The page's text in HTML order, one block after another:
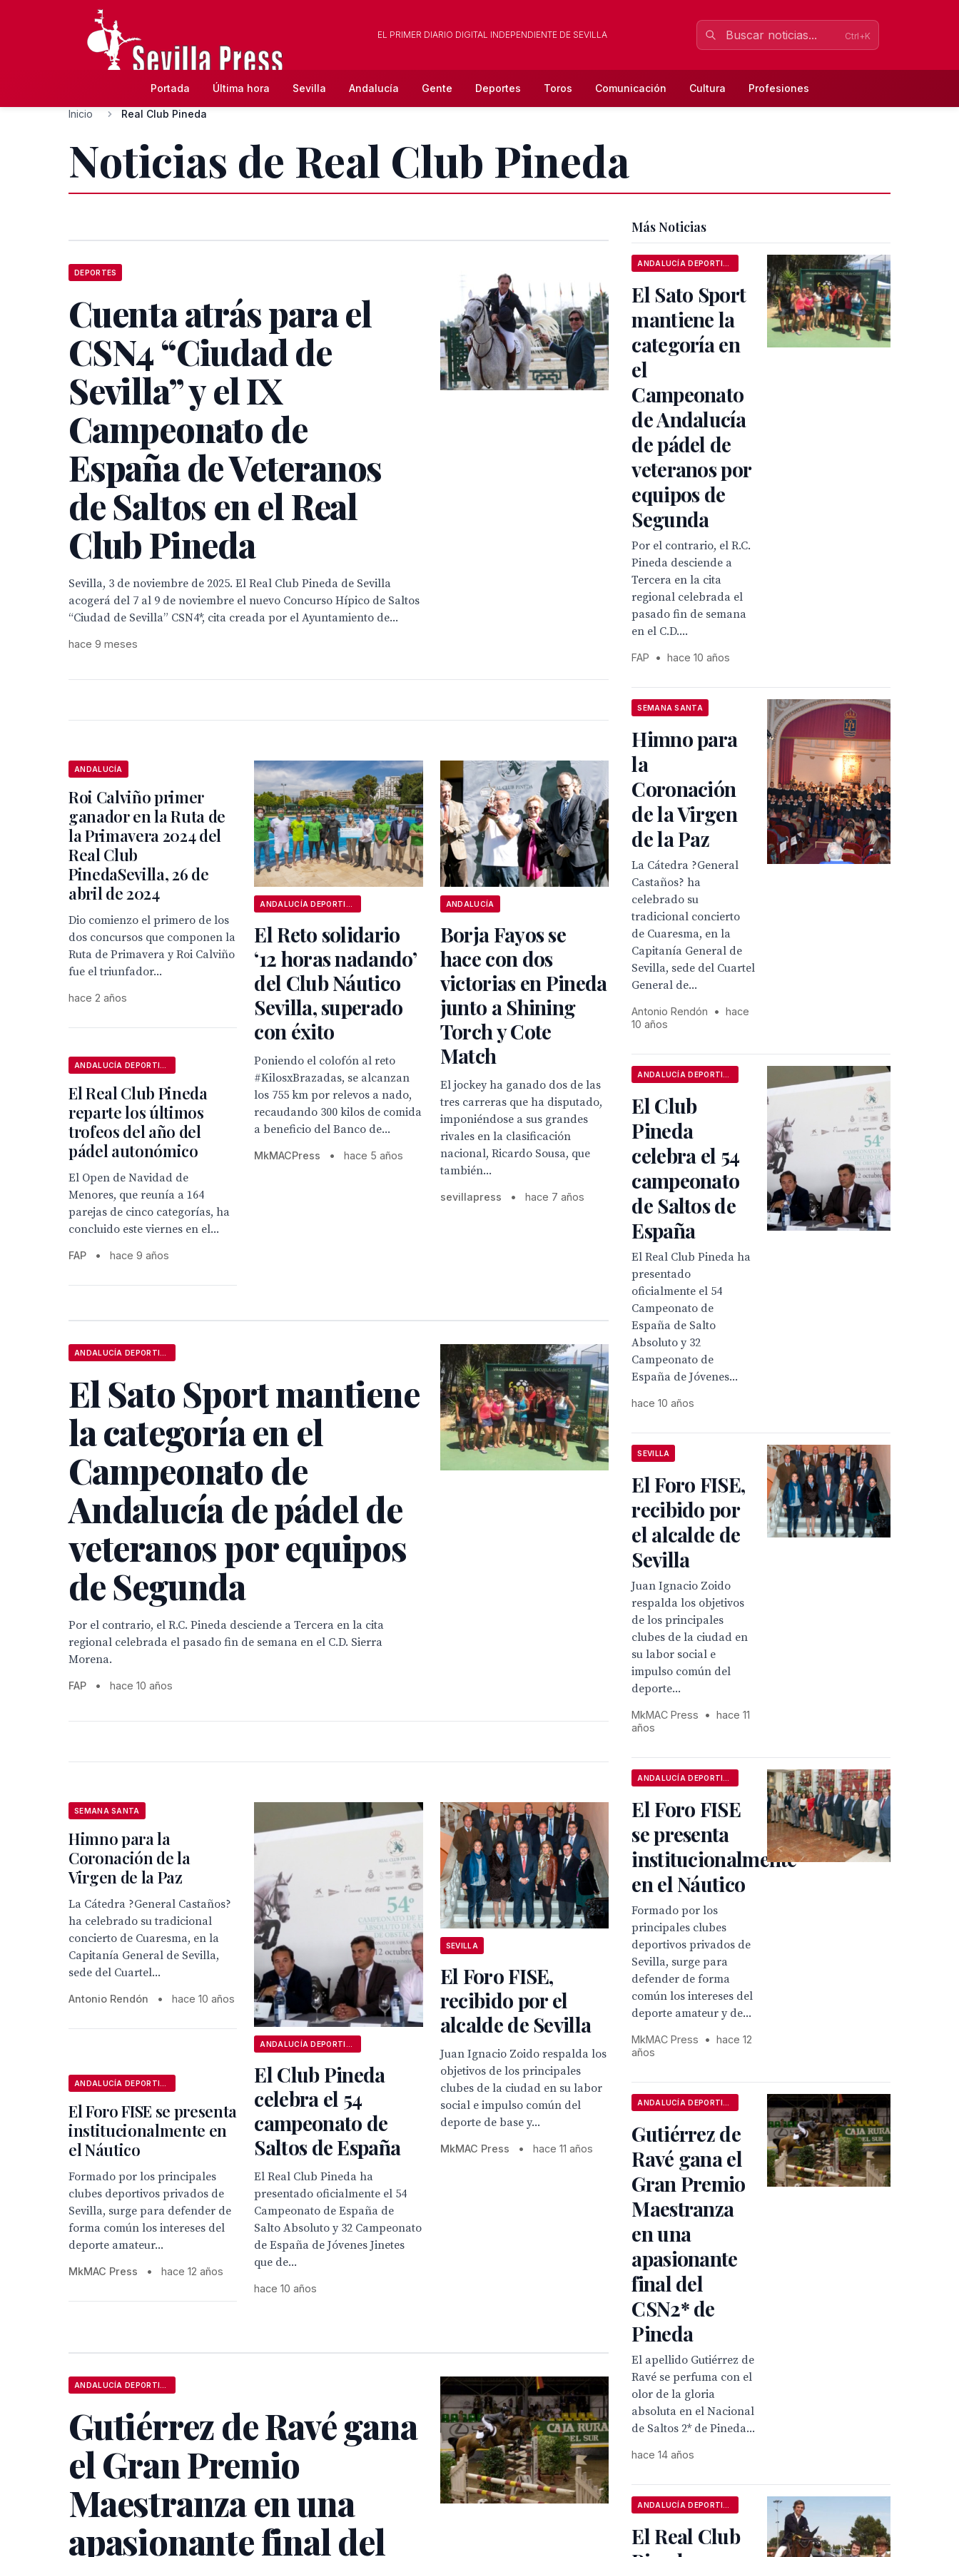
EL PRIMER DIARIO DIGITAL INDEPENDIENTE DE SEVILLA Ctrl+K
Portada Última hora Sevilla Andalucía Gente Deportes Toros Comunicación Cultura Profesiones
Inicio Real Club Pineda
Noticias de Real Club Pineda
DEPORTES
Cuenta atrás para el
CSN4 “Ciudad de
Sevilla” y el IX
Campeonato de
España de Veteranos
de Saltos en el Real
Club Pineda
Sevilla, 3 de noviembre de 2025. El Real Club Pineda de Sevilla
acogerá del 7 al 9 de noviembre el nuevo Concurso Hípico de Saltos
“Ciudad de Sevilla” CSN4*, cita creada por el Ayuntamiento de...
hace 9 meses
ANDALUCÍA
Roi Calviño primer
ganador en la Ruta de
la Primavera 2024 del
Real Club
PinedaSevilla, 26 de
abril de 2024
Dio comienzo el primero de los
dos concursos que componen la
Ruta de Primavera y Roi Calviño
fue el triunfador...
hace 2 años
El Reto solidario
‘12 horas nadando’
del Club Náutico
Sevilla, superado
con éxito
Poniendo el colofón al reto
#KilosxBrazadas, se alcanzan
los 755 km por relevos a nado,
recaudando 300 kilos de comida
a beneficio del Banco de...
MkMACPress • hace 5 años
ANDALUCÍA
Borja Fayos se
hace con dos
victorias en Pineda
junto a Shining
Torch y Cote
Match
El jockey ha ganado dos de las
tres carreras que ha disputado,
imponiéndose a sus grandes
rivales en la clasificación
nacional, Ricardo Sousa, que
también...
sevillapress • hace 7 años
El Real Club Pineda
reparte los últimos
trofeos del año del
pádel autonómico
El Open de Navidad de
Menores, que reunía a 164
parejas de cinco categorías, ha
concluido este viernes en el...
FAP • hace 9 años
El Sato Sport mantiene
la categoría en el
Campeonato de
Andalucía de pádel de
veteranos por equipos
de Segunda
Por el contrario, el R.C. Pineda desciende a Tercera en la cita
regional celebrada el pasado fin de semana en el C.D. Sierra
Morena.
FAP • hace 10 años
SEMANA SANTA
Himno para la
Coronación de la
Virgen de la Paz
La Cátedra ?General Castaños?
ha celebrado su tradicional
concierto de Cuaresma, en la
Capitanía General de Sevilla,
sede del Cuartel...
Antonio Rendón • hace 10 años
El Club Pineda
celebra el 54
campeonato de
Saltos de España
El Real Club Pineda ha
presentado oficialmente el 54
Campeonato de España de
Salto Absoluto y 32 Campeonato
de España de Jóvenes Jinetes
que de...
hace 10 años
SEVILLA
El Foro FISE,
recibido por el
alcalde de Sevilla
Juan Ignacio Zoido respalda los
objetivos de los principales
clubes de la ciudad en su labor
social e impulso común del
deporte de base y...
MkMAC Press • hace 11 años
El Foro FISE se presenta
institucionalmente en
el Náutico
Formado por los principales
clubes deportivos privados de
Sevilla, surge para defender de
forma común los intereses del
deporte amateur...
MkMAC Press • hace 12 años
Gutiérrez de Ravé gana
el Gran Premio
Maestranza en una
apasionante final del
Más Noticias
El Sato Sport
mantiene la
categoría en
el
Campeonato
de Andalucía
de pádel de
veteranos por
equipos de
Segunda
Por el contrario, el R.C.
Pineda desciende a
Tercera en la cita
regional celebrada el
pasado fin de semana
en el C.D....
FAP • hace 10 años
SEMANA SANTA
Himno para
la
Coronación
de la Virgen
de la Paz
La Cátedra ?General
Castaños? ha
celebrado su
tradicional concierto
de Cuaresma, en la
Capitanía General de
Sevilla, sede del Cuartel
General de...
Antonio Rendón •
hace
10 años
El Club
Pineda
celebra el 54
campeonato
de Saltos de
España
El Real Club Pineda ha
presentado
oficialmente el 54
Campeonato de
España de Salto
Absoluto y 32
Campeonato de
España de Jóvenes...
hace 10 años
SEVILLA
El Foro FISE,
recibido por
el alcalde de
Sevilla
Juan Ignacio Zoido
respalda los objetivos
de los principales
clubes de la ciudad en
su labor social e
impulso común del
deporte...
MkMAC Press •
hace 11
años
El Foro FISE
se presenta
institucionalmente
en el Náutico
Formado por los
principales clubes
deportivos privados de
Sevilla, surge para
defender de forma
común los intereses del
deporte amateur y de...
MkMAC Press •
hace 12
años
Gutiérrez de
Ravé gana el
Gran Premio
Maestranza
en una
apasionante
final del
CSN2* de
Pineda
El apellido Gutiérrez de
Ravé se perfuma con el
olor de la gloria
absoluta en el Nacional
de Saltos 2* de Pineda...
hace 14 años
El Real Club